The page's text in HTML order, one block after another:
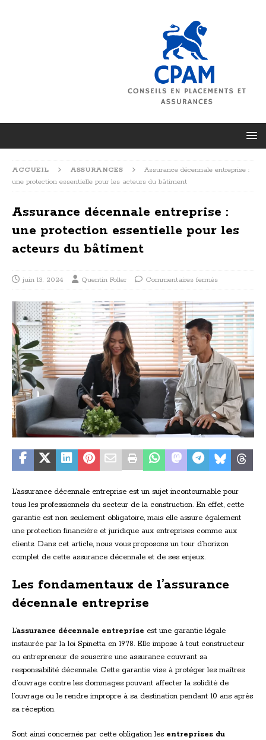
ACCUEIL ASSURANCES
Assurance décennale entreprise :
une protection essentielle pour les acteurs du bâtiment
Assurance décennale entreprise :
une protection essentielle pour les
acteurs du bâtiment
juin 13, 2024 Quentin Foller Commentaires fermés
L’assurance décennale entreprise est un sujet incontournable pour
tous les professionnels du secteur de la construction. En effet, cette
garantie est non seulement obligatoire, mais elle assure également
une protection financière et juridique aux entreprises comme aux
clients. Dans cet article, nous vous proposons un tour d’horizon
complet de cette assurance décennale et de ses enjeux.
Les fondamentaux de l’assurance
décennale entreprise
L’assurance décennale entreprise est une garantie légale
instaurée par la loi Spinetta en 1978. Elle impose à tout constructeur
ou entrepreneur de souscrire une assurance couvrant sa
responsabilité décennale. Cette garantie vise à protéger les maîtres
d’ouvrage contre les dommages pouvant affecter la solidité de
l’ouvrage ou le rendre impropre à sa destination pendant 10 ans après
sa réception.
Sont ainsi concernés par cette obligation les entreprises du